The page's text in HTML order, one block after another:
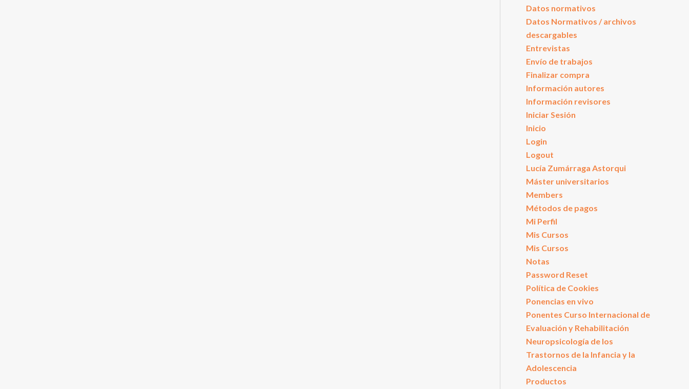
Datos normativos
Datos Normativos / archivos
descargables
Entrevistas
Envío de trabajos
Finalizar compra
Información autores
Información revisores
Iniciar Sesión
Inicio
Login
Logout
Lucía Zumárraga Astorqui
Máster universitarios
Members
Métodos de pagos
Mi Perfil
Mis Cursos
Mis Cursos
Notas
Password Reset
Política de Cookies
Ponencias en vivo
Ponentes Curso Internacional de
Evaluación y Rehabilitación
Neuropsicología de los
Trastornos de la Infancia y la
Adolescencia
Productos